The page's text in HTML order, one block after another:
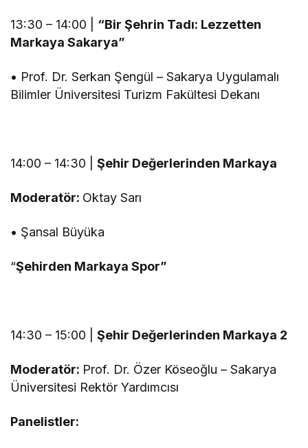
13:30 – 14:00 | “Bir Şehrin Tadı: Lezzetten
Markaya Sakarya”
• Prof. Dr. Serkan Şengül – Sakarya Uygulamalı
Bilimler Üniversitesi Turizm Fakültesi Dekanı
14:00 – 14:30 |Şehir Değerlerinden Markaya
Moderatör: Oktay Sarı
• Şansal Büyüka
“Şehirden Markaya Spor”
14:30 – 15:00 |Şehir Değerlerinden Markaya 2
Moderatör: Prof. Dr. Özer Köseoğlu – Sakarya
Üniversitesi Rektör Yardımcısı
Panelistler: